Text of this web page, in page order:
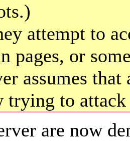
attempt to
pages, or
assumes
trying to
are now